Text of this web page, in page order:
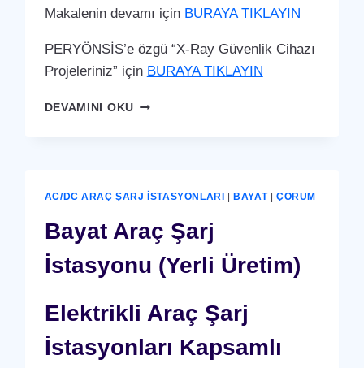
Makalenin devamı için BURAYA TIKLAYIN
PERYÖNSİS’e özgü “X-Ray Güvenlik Cihazı
Projeleriniz” için BURAYA TIKLAYIN
DEVAMINI OKUBAYAT
AC/DC ARAÇ ŞARJ İSTASYONLARI BAYAT| ÇORUM
Bayat Araç Şarj
İstasyonu (Yerli Üretim)
Elektrikli Araç Şarj
İstasyonları Kapsamlı